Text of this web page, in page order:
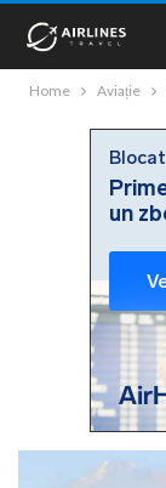
Home Aviație